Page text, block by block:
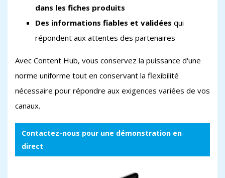
dans les fiches produits
Des informations fiables et validées qui
répondent aux attentes des partenaires
Avec Content Hub, vous conservez la puissance d'une
norme uniforme tout en conservant la flexibilité
nécessaire pour répondre aux exigences variées de vos
canaux.
Contactez-nous pour une démonstration en
direct